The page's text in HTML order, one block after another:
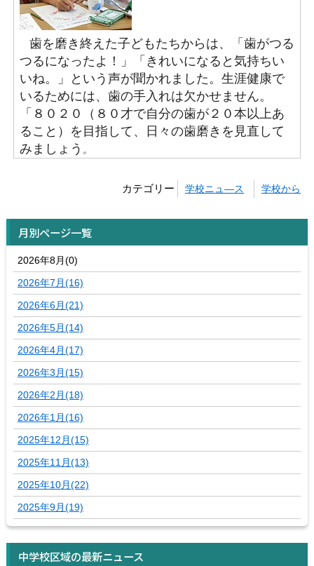
歯を磨き終えた子どもたちからは、「歯がつる
つるになったよ！」「きれいになると気持ちい
いね。」という声が聞かれました。生涯健康で
いるためには、歯の手入れは欠かせません。
「８０２０（８０才で自分の歯が２０本以上あ
ること）を目指して、日々の歯磨きを見直して
みましょう 。
カテゴリー 学校ニュ―ス 学校から
月別ページ一覧
2026年8月(0)
2026年7月(16)
2026年6月(21)
2026年5月(14)
2026年4月(17)
2026年3月(15)
2026年2月(18)
2026年1月(16)
2025年12月(15)
2025年11月(13)
2025年10月(22)
2025年9月(19)
中学校区域の最新ニュース